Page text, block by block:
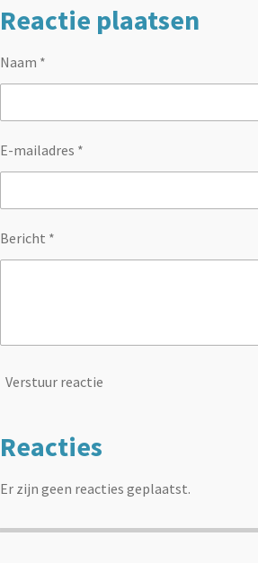
Reactie plaatsen
Naam *
E-mailadres *
Bericht *
Verstuur reactie
Reacties
Er zijn geen reacties geplaatst.